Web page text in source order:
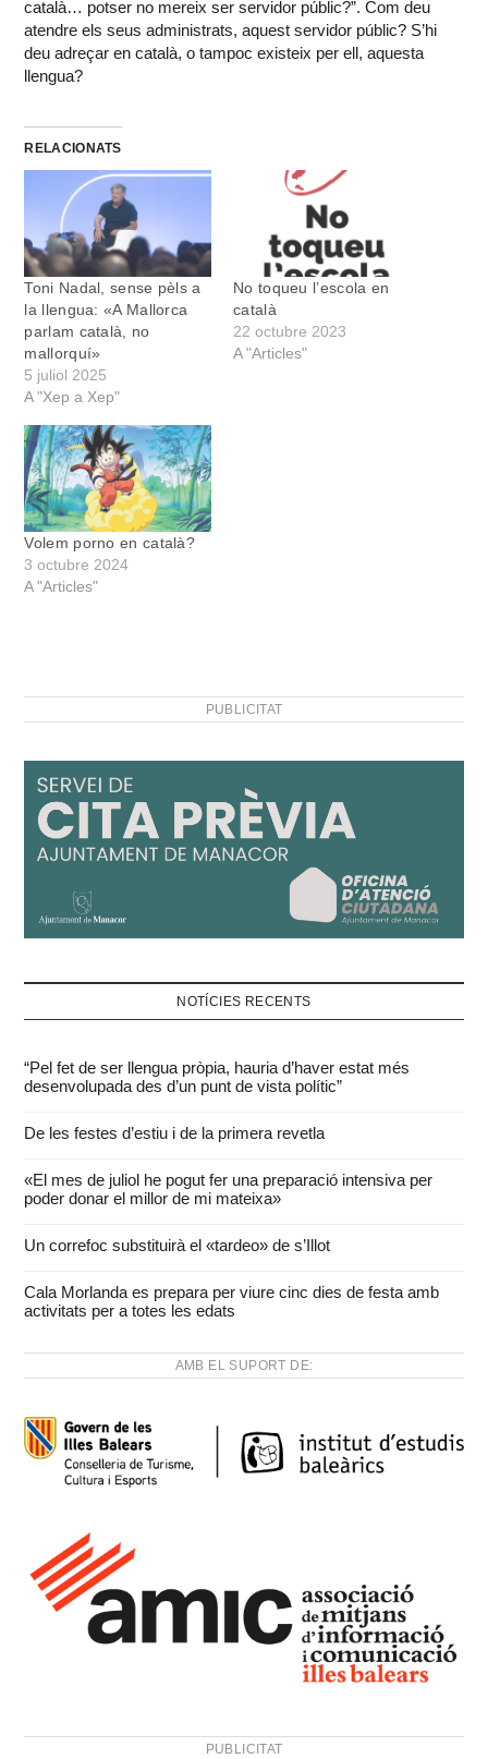
català… potser no mereix ser servidor públic?”. Com deu
atendre els seus administrats, aquest servidor públic? S’hi
deu adreçar en català, o tampoc existeix per ell, aquesta
llengua?
RELACIONATS
Toni Nadal, sense pèls a
la llengua: «A Mallorca
parlam català, no
mallorquí»
5 juliol 2025
A "Xep a Xep"
No toqueu l’escola en
català
22 octubre 2023
A "Articles"
Volem porno en català?
3 octubre 2024
A "Articles"
PUBLICITAT
NOTÍCIES RECENTS
“Pel fet de ser llengua pròpia, hauria d’haver estat més
desenvolupada des d’un punt de vista polític”
De les festes d’estiu i de la primera revetla
«El mes de juliol he pogut fer una preparació intensiva per
poder donar el millor de mi mateixa»
Un correfoc substituirà el «tardeo» de s’Illot
Cala Morlanda es prepara per viure cinc dies de festa amb
activitats per a totes les edats
AMB EL SUPORT DE:
PUBLICITAT